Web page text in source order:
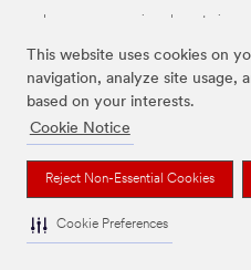
This website uses cookies on
navigation, analyze site usage,
based on your interests.
Cookie Notice
Reject Non-Essential Cookies
Cookie Preferences
Las marcas mencionadas